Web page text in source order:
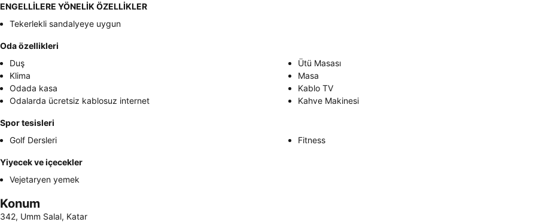
ENGELLİLERE YÖNELİK ÖZELLİKLER
Tekerlekli sandalyeye uygun
Oda özellikleri
Duş
Ütü Masası
Klima
Masa
Odada kasa
Kablo TV
Odalarda ücretsiz kablosuz internet
Kahve Makinesi
Spor tesisleri
Golf Dersleri
Fitness
Yiyecek ve içecekler
Vejetaryen yemek
Konum
342, Umm Salal, Katar